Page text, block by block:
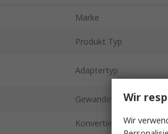
Marke
Produkt Typ
Adaptertyp
Gewandelt von Typ
Konvertiert zu Typ
Wir
Wir